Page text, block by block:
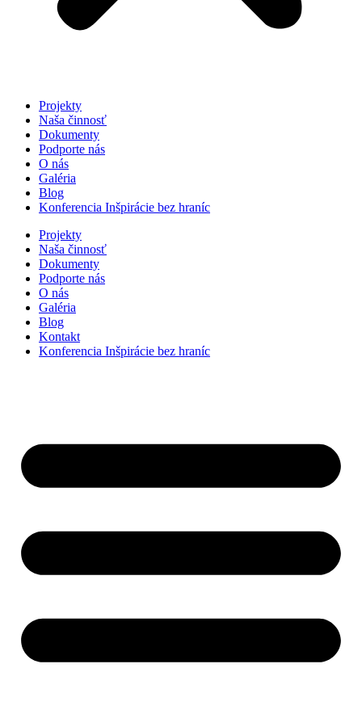
Projekty
Naša činnosť
Dokumenty
Podporte nás
O nás
Galéria
Blog
Konferencia Inšpirácie bez hraníc
Projekty
Naša činnosť
Dokumenty
Podporte nás
O nás
Galéria
Blog
Kontakt
Konferencia Inšpirácie bez hraníc